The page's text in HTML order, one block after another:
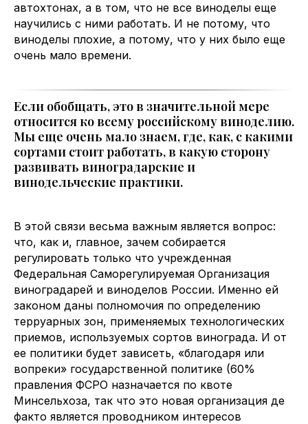
автохтонах, а в том, что не все виноделы еще
научились с ними работать. И не потому, что
виноделы плохие, а потому, что у них было еще
очень мало времени.
Если обобщать, это в значительной мере
относится ко всему российскому виноделию.
Мы еще очень мало знаем, где, как, с какими
сортами стоит работать, в какую сторону
развивать виноградарские и
винодельческие практики.
В этой связи весьма важным является вопрос:
что, как и, главное, зачем собирается
регулировать только что учрежденная
Федеральная Саморегулируемая Организация
виноградарей и виноделов России. Именно ей
законом даны полномочия по определению
терруарных зон, применяемых технологических
приемов, используемых сортов винограда. И от
ее политики будет зависеть, «благодаря или
вопреки» государственной политике (60%
правления ФСРО назначается по квоте
Минсельхоза, так что это новая организация де
факто является проводником интересов